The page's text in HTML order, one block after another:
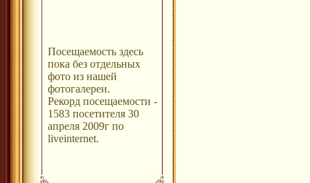
Посещаемость здесь
пока без отдельных
фото из нашей
фотогалереи.
Рекорд посещаемости -
1583 посетителя 30
апреля 2009г по
liveinternet.